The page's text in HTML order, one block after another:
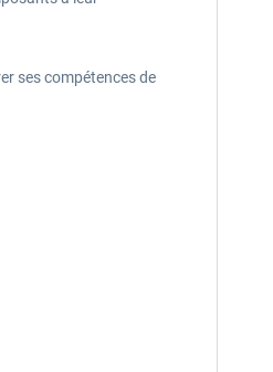
ses compétences de